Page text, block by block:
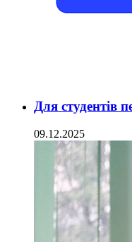
Для студентів
09.12.2025